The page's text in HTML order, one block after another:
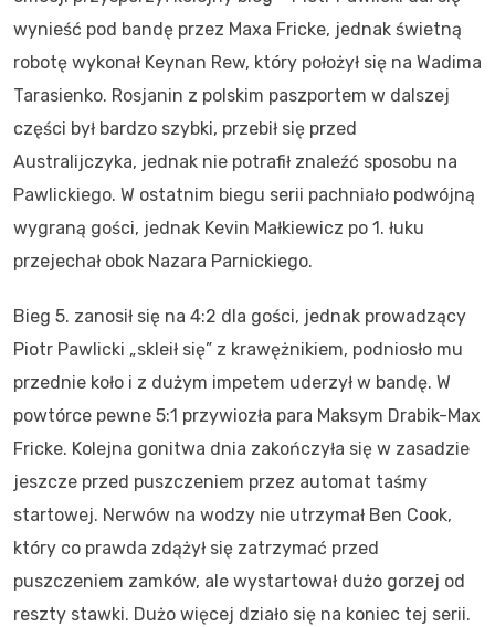
wynieść pod bandę przez Maxa Fricke, jednak świetną
robotę wykonał Keynan Rew, który położył się na Wadima
Tarasienko. Rosjanin z polskim paszportem w dalszej
części był bardzo szybki, przebił się przed
Australijczyka, jednak nie potrafił znaleźć sposobu na
Pawlickiego. W ostatnim biegu serii pachniało podwójną
wygraną gości, jednak Kevin Małkiewicz po 1. łuku
przejechał obok Nazara Parnickiego.
Bieg 5. zanosił się na 4:2 dla gości, jednak prowadzący
Piotr Pawlicki „skleił się” z krawężnikiem, podniosło mu
przednie koło i z dużym impetem uderzył w bandę. W
powtórce pewne 5:1 przywiozła para Maksym Drabik-Max
Fricke. Kolejna gonitwa dnia zakończyła się w zasadzie
jeszcze przed puszczeniem przez automat taśmy
startowej. Nerwów na wodzy nie utrzymał Ben Cook,
który co prawda zdążył się zatrzymać przed
puszczeniem zamków, ale wystartował dużo gorzej od
reszty stawki. Dużo więcej działo się na koniec tej serii.